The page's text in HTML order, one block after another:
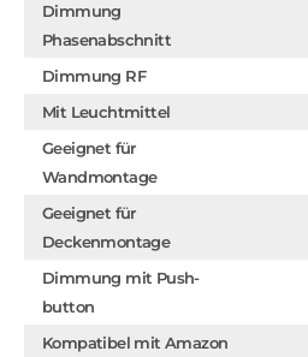
Dimmung
Phasenabschnitt
Dimmung RF
Mit Leuchtmittel
Geeignet für
Wandmontage
Geeignet für
Deckenmontage
Dimmung mit Push-
button
Kompatibel mit Amazon